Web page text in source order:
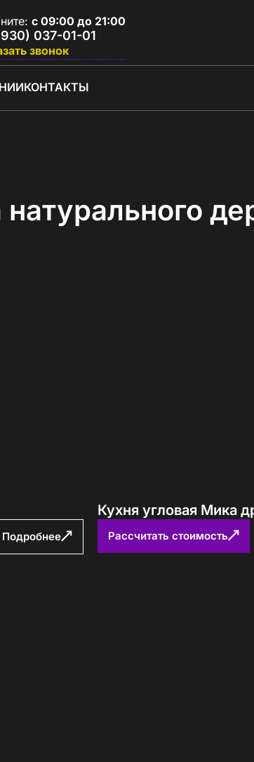
с 09:00 до 21:00
037-01-01
звонок
КОНТАКТЫ
Подробнее
Кухня угловая Мика
Рассчитать стоимость